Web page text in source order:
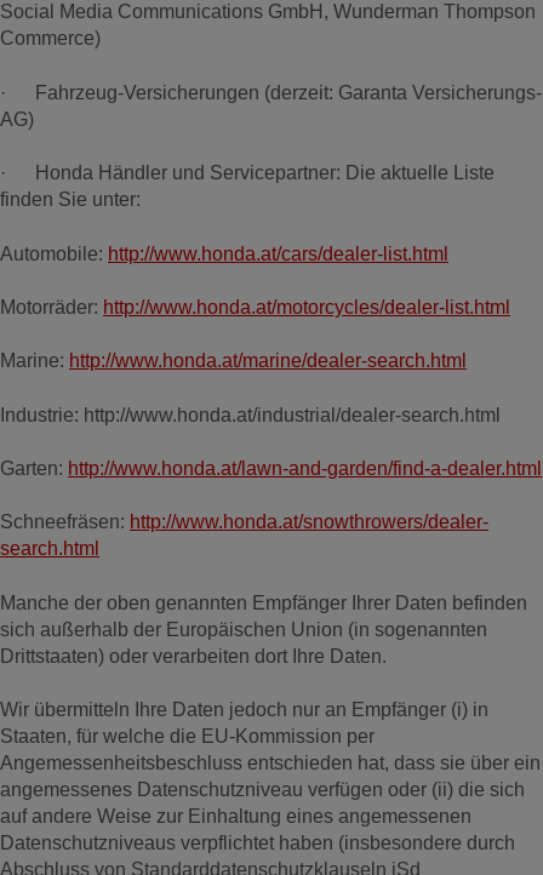
Social Media Communications GmbH, Wunderman Thompson
Commerce)
· Fahrzeug-Versicherungen (derzeit: Garanta Versicherungs-
AG)
· Honda Händler und Servicepartner: Die aktuelle Liste
finden Sie unter:
Automobile: http://www.honda.at/cars/dealer-list.html
Motorräder: http://www.honda.at/motorcycles/dealer-list.html
Marine: http://www.honda.at/marine/dealer-search.html
Industrie: http://www.honda.at/industrial/dealer-search.html
Garten: http://www.honda.at/lawn-and-garden/find-a-dealer.html
Schneefräsen: http://www.honda.at/snowthrowers/dealer-
search.html
Manche der oben genannten Empfänger Ihrer Daten befinden
sich außerhalb der Europäischen Union (in sogenannten
Drittstaaten) oder verarbeiten dort Ihre Daten.
Wir übermitteln Ihre Daten jedoch nur an Empfänger (i) in
Staaten, für welche die EU-Kommission per
Angemessenheitsbeschluss entschieden hat, dass sie über ein
angemessenes Datenschutzniveau verfügen oder (ii) die sich
auf andere Weise zur Einhaltung eines angemessenen
Datenschutzniveaus verpflichtet haben (insbesondere durch
Abschluss von Standarddatenschutzklauseln iSd